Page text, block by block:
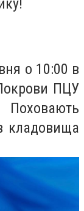
о 10:00 в
ПЦУ
Поховають
кладовища